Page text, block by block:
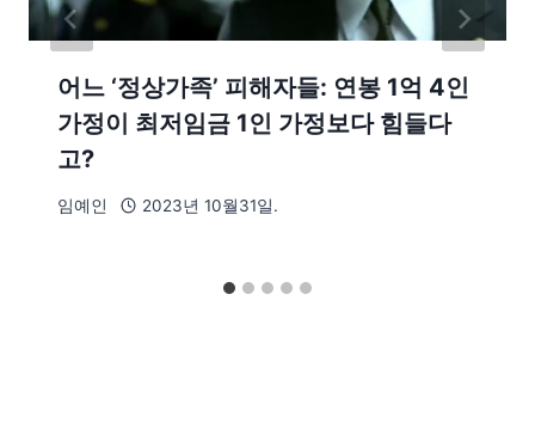
어느 ‘정상가족’ 피해자들: 연봉 1억 4인
가정이 최저임금 1인 가정보다 힘들다
고?
임예인 2023년 10월31일.